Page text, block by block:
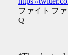
ファイト フ
Q